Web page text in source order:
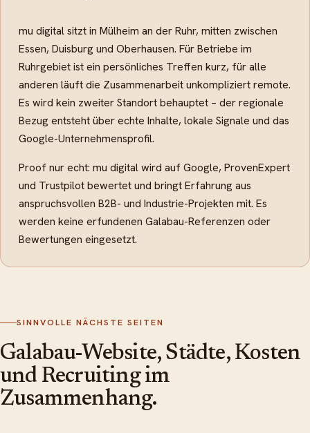
mu digital sitzt in Mülheim an der Ruhr, mitten zwischen
Essen, Duisburg und Oberhausen. Für Betriebe im
Ruhrgebiet ist ein persönliches Treffen kurz, für alle
anderen läuft die Zusammenarbeit unkompliziert remote.
Es wird kein zweiter Standort behauptet – der regionale
Bezug entsteht über echte Inhalte, lokale Signale und das
Google-Unternehmensprofil.
Proof nur echt: mu digital wird auf Google, ProvenExpert
und Trustpilot bewertet und bringt Erfahrung aus
anspruchsvollen B2B- und Industrie-Projekten mit. Es
werden keine erfundenen Galabau-Referenzen oder
Bewertungen eingesetzt.
SINNVOLLE NÄCHSTE SEITEN
Galabau-Website, Städte, Kosten
und Recruiting im
Zusammenhang.